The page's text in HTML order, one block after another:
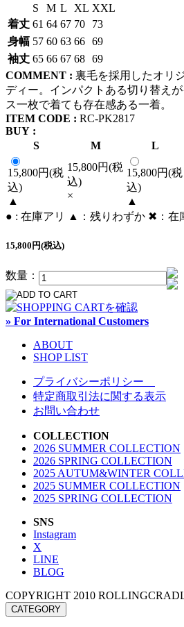
S
M L XL XXL
着丈 61 64 67 70
73
身幅 57 60 63 66 69
袖丈 65 66 67 68 69
COMMENT : 裏毛を採用したオリ
ディー。インパクトある切り替え
ス一枚で着ても存在感ある一着。
ITEM CODE : RC-PK2817
BUY :
S
M L
15,800円(税
込)
▲
15,800円(税
込)
×
15,800円(税
込)
▲
● : 在庫アリ ▲：残りわずか ✖︎：在
15,800円(税込)
数量：
» For International Customers
ABOUT
SHOP LIST
プライバシーポリシー
特定商取引法に関する表示
お問い合わせ
COLLECTION
2026 SUMMER COLLECTION
2026 SPRING COLLECTION
2025 AUTUM&WINTER
2025 SUMMER COLLECTION
2025 SPRING COLLECTION
SNS
Instagram
X
LINE
BLOG
COPYRIGHT 2010
CATEGORY